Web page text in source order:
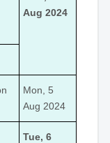
Aug 2024
Mon, 5
Aug 2024
Tue, 6